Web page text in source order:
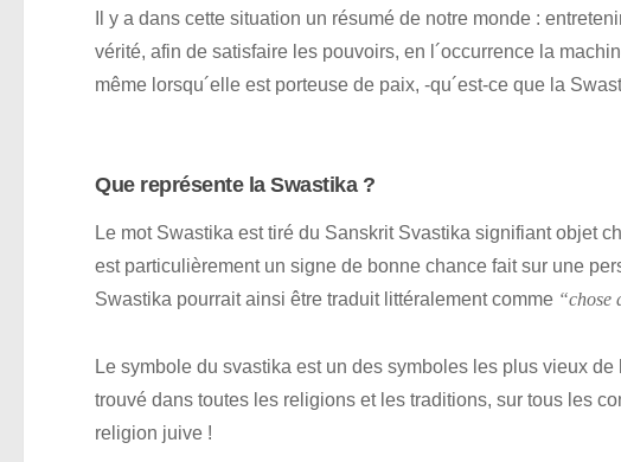
Il y a dans cette situation un résumé de notre monde :
vérité, afin de satisfaire les pouvoirs, en l´occurrence la
même lorsqu´elle est porteuse de paix, -qu´est-ce que la
Que représente la Swastika ?
Le mot Swastika est tiré du Sanskrit Svastika signifiant objet
est particulièrement un signe de bonne chance fait sur une
Swastika pourrait ainsi être traduit littéralement comme “chose
Le symbole du svastika est un des symboles les plus vieux de
trouvé dans toutes les religions et les traditions, sur tous les
religion juive !